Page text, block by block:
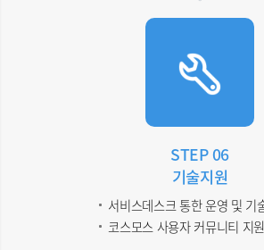
STEP 06
기술지원
서비스데스크 통한 운영 및 기
코스모스 사용자 커뮤니티 지원